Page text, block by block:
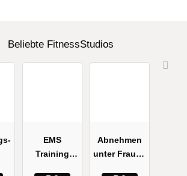
Beliebte FitnessStudios
EMS
Training
Abnehmen
unter Frauen